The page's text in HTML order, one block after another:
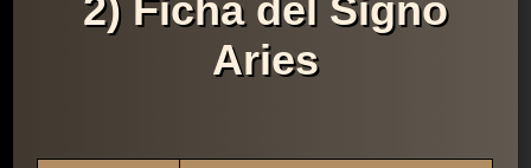
2) Ficha del Signo
Aries